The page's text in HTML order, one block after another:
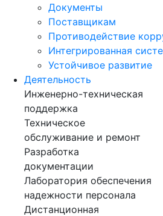
Документы
Поставщикам
Противодействие
Интегрированная
Устойчивое развитие
Деятельность
Инженерно-техническая
поддержка
Техническое
обслуживание и ремонт
Разработка
документации
Лаборатория обеспечения
надежности персонала
Дистанционная